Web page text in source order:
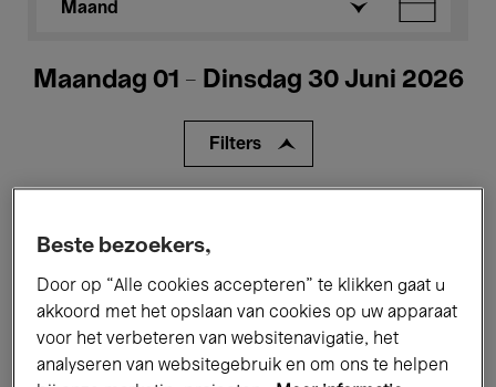
Maand
Maandag 01 - Dinsdag 30 Juni 2026
Filters
Performances Lezingen & Debatten
Jazz Klassieke Muziek Global Music
Beste bezoekers,
Door op “Alle cookies accepteren” te klikken gaat u
akkoord met het opslaan van cookies op uw apparaat
voor het verbeteren van websitenavigatie, het
analyseren van websitegebruik en om ons te helpen